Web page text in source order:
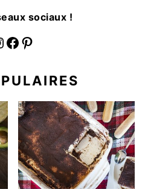
sociaux !
Facebook Pinterest